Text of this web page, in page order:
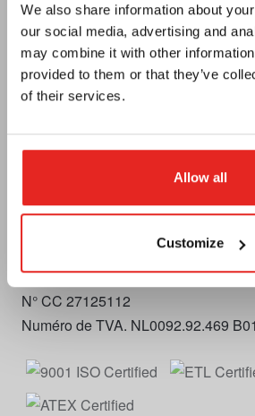
We also share information about
our social media, advertising and
may combine it with other
provided to them or that they’ve
of their services.
Allow all
Customize
Téléphone+31 (0)79 3614990
E-mailinfo.nl@euroboor.com
Kryptonstraat 110
N° CC 27125112
Numéro de TVA. NL0092.92.469 B01